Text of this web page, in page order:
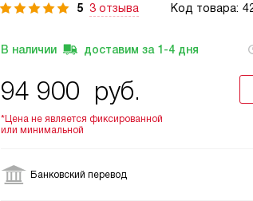
5 3 отзыва Код товара:
В наличии доставим за 1-4 дня
94 900 руб.
*Цена не является фиксированной
или минимальной
Банковский перевод